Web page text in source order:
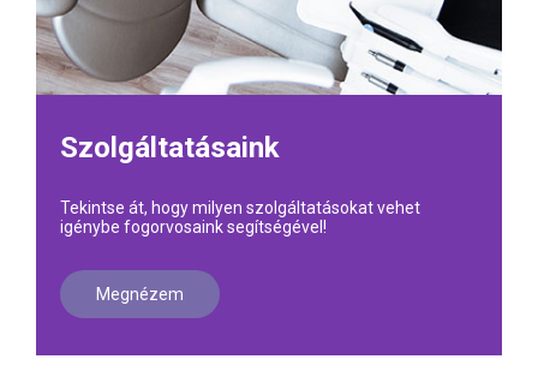
Szolgáltatásaink
Tekintse át, hogy milyen szolgáltatásokat vehet
igénybe fogorvosaink segítségével!
Megnézem